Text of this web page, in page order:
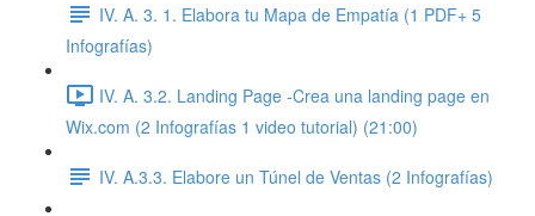
IV. A. 3. 1. Elabora tu Mapa de Empatía (1 PDF+ 5
Infografías)
IV. A. 3.2. Landing Page -Crea una landing page en
Wix.com (2 Infografías 1 video tutorial) (21:00)
IV. A.3.3. Elabore un Túnel de Ventas (2 Infografías)